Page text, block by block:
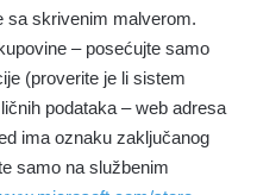
sa skrivenim malverom.
– posećujte samo
(proverite je li sistem
podataka – web adresa
ima oznaku zaključanog
samo na službenim